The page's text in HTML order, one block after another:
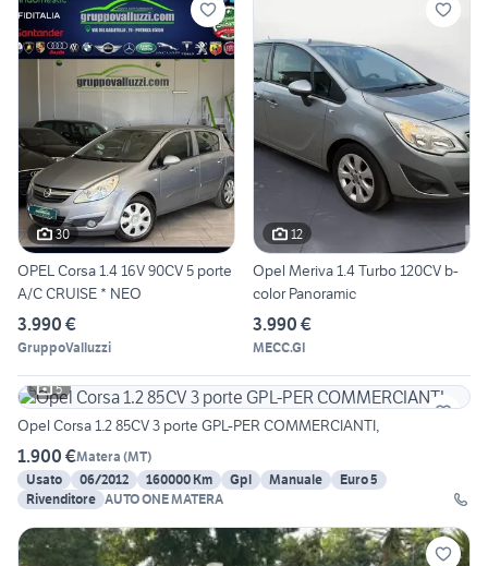
30
OPEL Corsa 1.4 16V 90CV 5 porte
A/C CRUISE * NEO
3.990 €
GruppoValluzzi
12
Opel Meriva 1.4 Turbo 120CV b-
color Panoramic
3.990 €
MECC.GI
5
Opel Corsa 1.2 85CV 3 porte GPL-PER COMMERCIANTI,
1.900 €Matera (MT)
Usato
06/2012 160000 Km Gpl Manuale
Euro 5
Rivenditore AUTO ONE MATERA